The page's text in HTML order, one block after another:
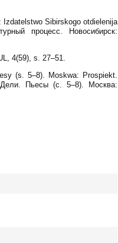
Sibirskogo otdielenija
процесс. Новосибирск:
4(59), s. 27–51.
(s. 5–8). Moskwa: Prospiekt.
Пьесы (с. 5–8). Москва: